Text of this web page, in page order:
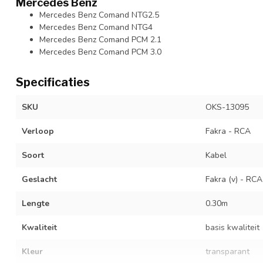
Mercedes Benz Comand NTG2.5
Mercedes Benz Comand NTG4
Mercedes Benz Comand PCM 2.1
Mercedes Benz Comand PCM 3.0
Specificaties
SKU OKS-13095
Verloop Fakra - RCA
Soort Kabel
Geslacht Fakra (v) -
Lengte 0.30m
Kwaliteit basis kwaliteit
Kleur transparant